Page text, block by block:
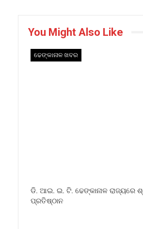
You Might Also Like
ଢେଙ୍କାନାଳ ଖବର
ଡି. ଆଇ. ଇ. ଟି. ଢେଙ୍କାନାଳ ରାଜ୍ୟରେ
ପ୍ରତିଷ୍ଠାନ